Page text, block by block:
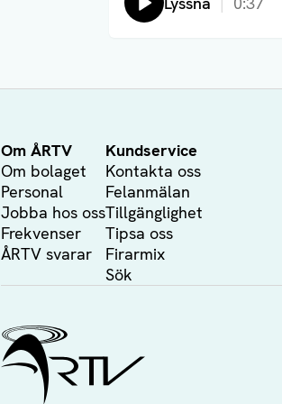
Om ÅRTV
Om bolaget
Personal
Jobba hos oss
Frekvenser
ÅRTV svarar
Kundservice
Kontakta oss
Felanmälan
Tillgänglighet
Tipsa oss
Firarmix
Sök
Ålands Radio & TV